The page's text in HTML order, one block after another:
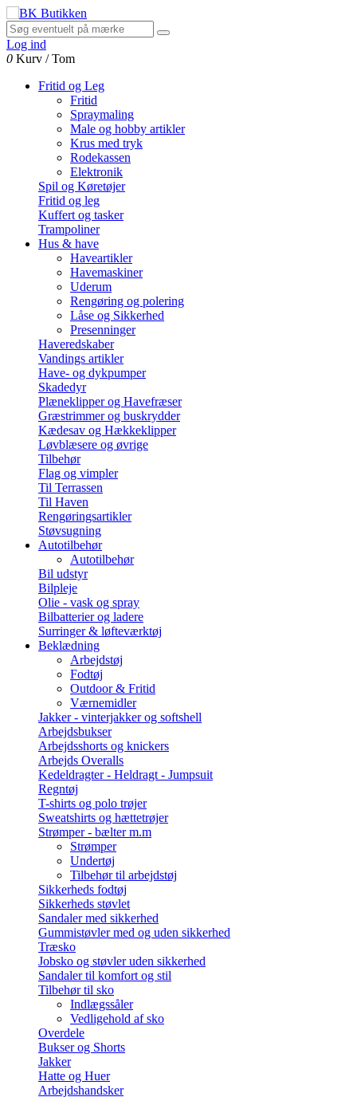
Log ind
0 Kurv /Tom
Fritid og Leg
Fritid
Spraymaling
Male og hobby artikler
Krus med tryk
Rodekassen
Elektronik
Spil og Køretøjer
Fritid og leg
Kuffert og tasker
Trampoliner
Hus & have
Haveartikler
Havemaskiner
Uderum
Rengøring og polering
Låse og Sikkerhed
Presenninger
Haveredskaber
Vandings artikler
Have- og dykpumper
Skadedyr
Plæneklipper og Havefræser
Græstrimmer og buskrydder
Kædesav og Hækkeklipper
Løvblæsere og øvrige
Tilbehør
Flag og vimpler
Til Terrassen
Til Haven
Rengøringsartikler
Støvsugning
Autotilbehør
Autotilbehør
Bil udstyr
Bilpleje
Olie - vask og spray
Bilbatterier og ladere
Surringer & løfteværktøj
Beklædning
Arbejdstøj
Fodtøj
Outdoor & Fritid
Værnemidler
Jakker - vinterjakker og softshell
Arbejdsbukser
Arbejdsshorts og knickers
Arbejds Overalls
Kedeldragter - Heldragt - Jumpsuit
Regntøj
T-shirts og polo trøjer
Sweatshirts og hættetrøjer
Strømper - bælter m.m
Strømper
Undertøj
Tilbehør til arbejdstøj
Sikkerheds fodtøj
Sikkerheds støvlet
Sandaler med sikkerhed
Gummistøvler med og uden sikkerhed
Træsko
Jobsko og støvler uden sikkerhed
Sandaler til komfort og stil
Tilbehør til sko
Indlægssåler
Vedligehold af sko
Overdele
Bukser og Shorts
Jakker
Hatte og Huer
Arbejdshandsker